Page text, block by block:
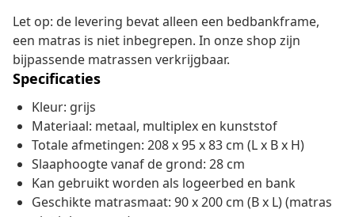
Let op: de levering bevat alleen een bedbankframe,
een matras is niet inbegrepen. In onze shop zijn
bijpassende matrassen verkrijgbaar.
Specificaties
Kleur: grijs
Materiaal: metaal, multiplex en kunststof
Totale afmetingen: 208 x 95 x 83 cm (L x B x H)
Slaaphoogte vanaf de grond: 28 cm
Kan gebruikt worden als logeerbed en bank
Geschikte matrasmaat: 90 x 200 cm (B x L) (matras